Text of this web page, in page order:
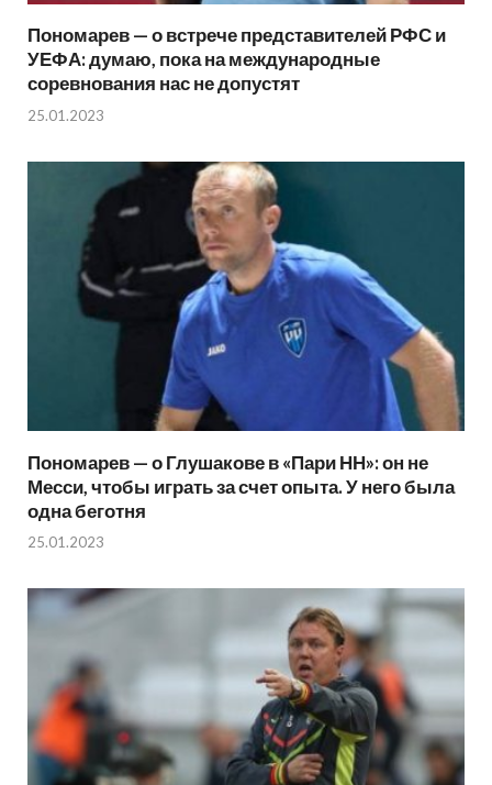
Пономарев — о встрече представителей РФС и
УЕФА: думаю, пока на международные
соревнования нас не допустят
25.01.2023
Пономарев — о Глушакове в «Пари НН»: он не
Месси, чтобы играть за счет опыта. У него была
одна беготня
25.01.2023